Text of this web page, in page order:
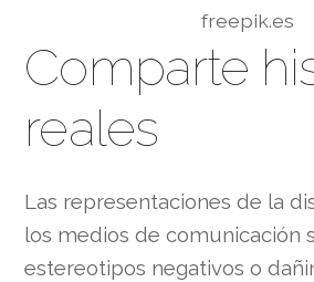
freepik.es
Comparte
reales
Las representaciones de la
los medios de comunicación
estereotipos negativos o